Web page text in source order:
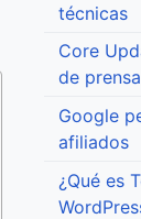
técnicas
Core
de prensa
Google
afiliados
¿Qué es